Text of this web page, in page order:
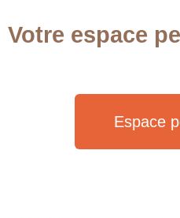
Votre espace
Espace